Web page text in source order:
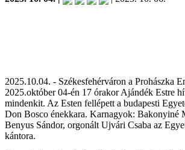
2025.10.04. - Székesfehérváron a Prohászka
2025.október 04-én 17 órakor Ajándék Estre
mindenkit. Az Esten fellépett a budapesti
Don Bosco énekkara. Karnagyok: Bakonyiné
Benyus Sándor, orgonált Ujvári Csaba az
kántora.